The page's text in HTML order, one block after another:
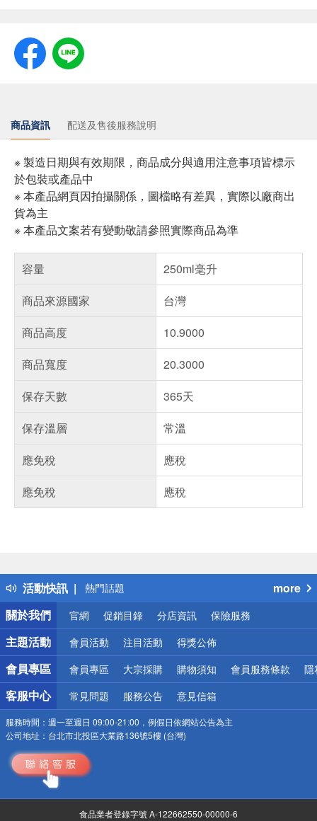
商品資訊 配送及售後服務說明
※ 製造日期與有效期限，商品成分與適用注意事項皆標示
於包裝或產品中
※ 本產品網頁因拍攝關係，圖檔略有差異，實際以廠商出
貨為主
※ 本產品文案若有變動敬請參照實際商品為準
容量
250ml毫升
商品來源國家
台灣
商品高度
10.9000
商品寬度
20.3000
保存天數
365天
保存溫層
常溫
應免稅
應稅
應免稅
應稅
活動快訊
得獎公告
熱門話題
銀行優惠
偏遠地區配送
詐騙網頁！請小心！
more
關於我們
官網 促銷目錄 分店資訊 保險服務
主題活動 會員活動 注目活動 得獎公佈
會員專區 會員專區 大宗採購 購物須知 會員服務條款 隱
客服中心 常見問題 服務公告 意見信箱
服務時間： 週一至週日 09:00-21:00，例假日依網站公告為主
公司地址： 台北市北投區大業路136號5樓 (台灣)
食品業者登錄字號 A-122662550-00000-6